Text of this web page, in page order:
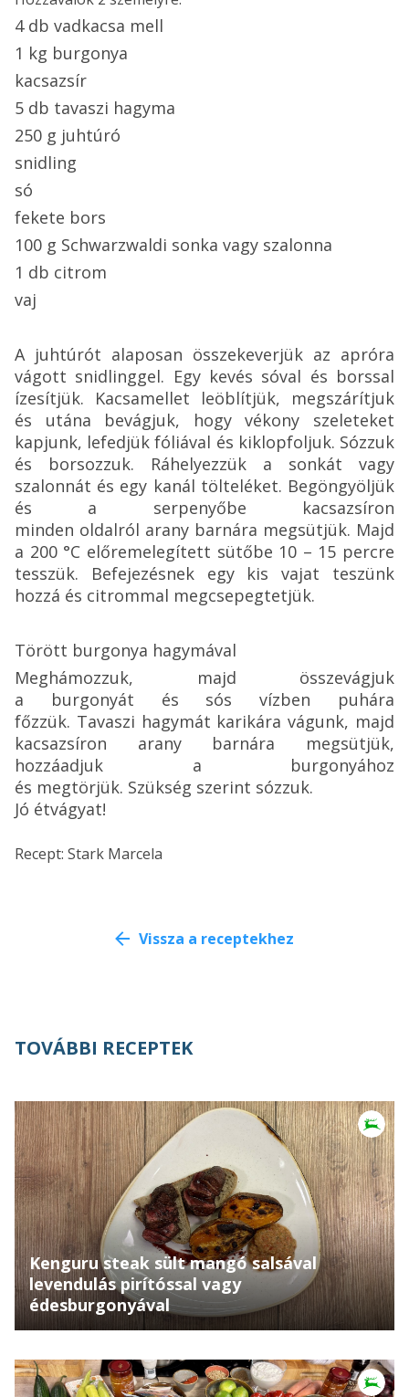
4 db vadkacsa mell
1 kg burgonya
kacsazsír
5 db tavaszi hagyma
250 g juhtúró
snidling
só
fekete bors
100 g Schwarzwaldi sonka vagy szalonna
1 db citrom
vaj
A juhtúrót alaposan összekeverjük az apróra
vágott snidlinggel. Egy kevés sóval és borssal
ízesítjük. Kacsamellet leöblítjük, megszárítjuk
és utána bevágjuk, hogy vékony szeleteket
kapjunk, lefedjük fóliával és kiklopfoljuk. Sózzuk
és borsozzuk. Ráhelyezzük a sonkát vagy
szalonnát és egy kanál tölteléket. Begöngyöljük
és a serpenyőbe kacsazsíron
minden oldalról arany barnára megsütjük. Majd
a 200 °C előremelegített sütőbe 10 – 15 percre
tesszük. Befejezésnek egy kis vajat teszünk
hozzá és citrommal megcsepegtetjük.
Törött burgonya hagymával
Meghámozzuk, majd összevágjuk
a burgonyát és sós vízben puhára
főzzük. Tavaszi hagymát karikára vágunk, majd
kacsazsíron arany barnára megsütjük,
hozzáadjuk a burgonyához
és megtörjük. Szükség szerint sózzuk.
Jó étvágyat!
Recept: Stark Marcela
Vissza a receptekhez
TOVÁBBI RECEPTEK
Kenguru steak sült mangó salsával
levendulás pirítóssal vagy
édesburgonyával